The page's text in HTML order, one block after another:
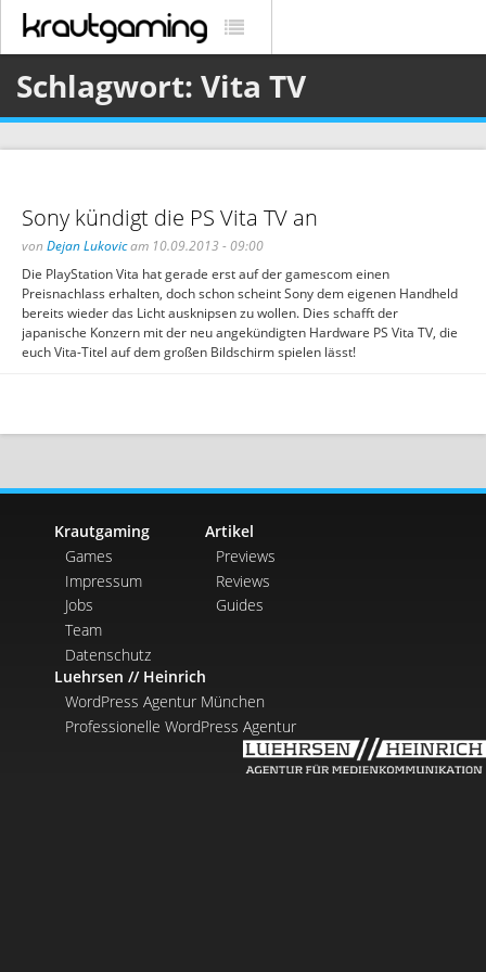
Schlagwort: Vita TV
Sony kündigt die PS Vita TV an
von Dejan Lukovicam 10.09.2013 - 09:00
Die PlayStation Vita hat gerade erst auf der gamescom einen
Preisnachlass erhalten, doch schon scheint Sony dem eigenen Handheld
bereits wieder das Licht ausknipsen zu wollen. Dies schafft der
japanische Konzern mit der neu angekündigten Hardware PS Vita TV, die
euch Vita-Titel auf dem großen Bildschirm spielen lässt!
Krautgaming
Games
Impressum
Jobs
Team
Datenschutz
Artikel
Previews
Reviews
Guides
Luehrsen // Heinrich
WordPress Agentur München
Professionelle WordPress Agentur